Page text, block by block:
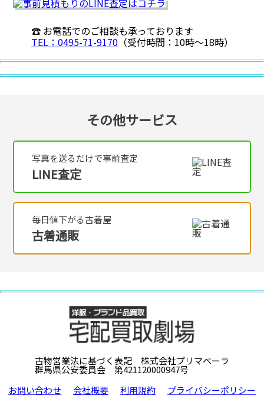
☎ お電話でのご相談も承っております
TEL：0495-71-9170（受付時間：10時〜18時）
その他サービス
写真を送るだけで事前査定
LINE査定
毎日値下がる古着屋
古着通販
古物営業法に基づく表記 株式会社プリマベーラ
群馬県公安委員会 第421120000947号
お問い合わせ
会社概要 利用規約 プライバシーポリシー